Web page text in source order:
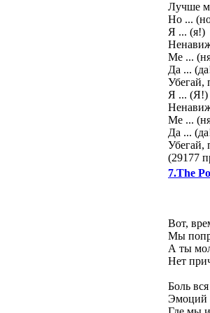
Лучше
Но ...
Я ... (я!)
Ме ...
Да ...
Убегай,
Я ... (Я!)
Ме ...
Да ...
Убегай,
(29177
7.The
Вот,
Мы
А ты
Нет
Боль
Эмоций